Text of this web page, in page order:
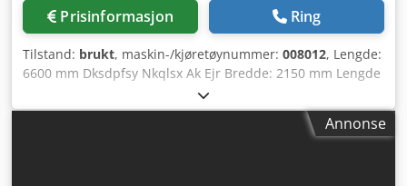
Prisinformasjon Ring
Tilstand: brukt, maskin-/kjøretøynummer: 008012, Lengde:
6600 mm Dksdpfsy Nkqlsx Ak Ejr Bredde: 2150 mm Lengde
lasterom: 2900 mm Bredde lasterom: 1400 mm Effekt
sagaksel: 37 kW
Annonse